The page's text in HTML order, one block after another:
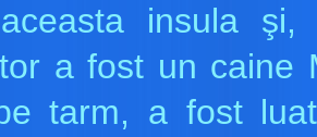
insula şi,
a fost un caine
tarm, a fost